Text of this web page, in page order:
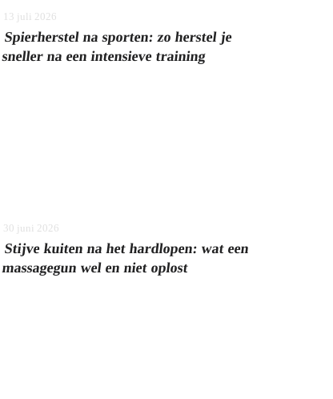
13 juli 2026
Spierherstel na sporten: zo herstel je
sneller na een intensieve training
30 juni 2026
Stijve kuiten na het hardlopen: wat een
massagegun wel en niet oplost